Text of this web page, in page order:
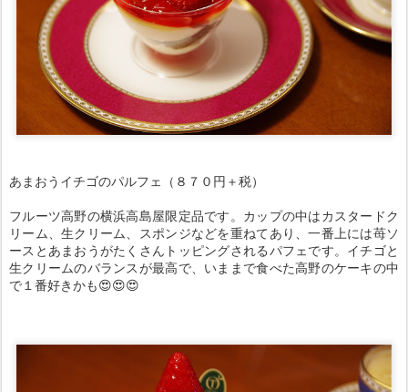
あまおうイチゴのパルフェ（８７０円＋税）
フルーツ高野の横浜高島屋限定品です。カップの中はカスタードク
リーム、生クリーム、スポンジなどを重ねてあり、一番上には苺ソ
ースとあまおうがたくさんトッピングされるパフェです。イチゴと
生クリームのバランスが最高で、いままで食べた高野のケーキの中
で１番好きかも😍😍😍